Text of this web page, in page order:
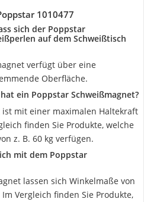
1010477
sich der Poppstar
auf dem Schweißtisch
verfügt über eine
Oberfläche.
ein Poppstar Schweißmagnet?
ist mit einer maximalen Haltekraft
finden Sie Produkte, welche
z. B. 60 kg verfügen.
mit dem Poppstar
lassen sich Winkelmaße von
Vergleich finden Sie Produkte,